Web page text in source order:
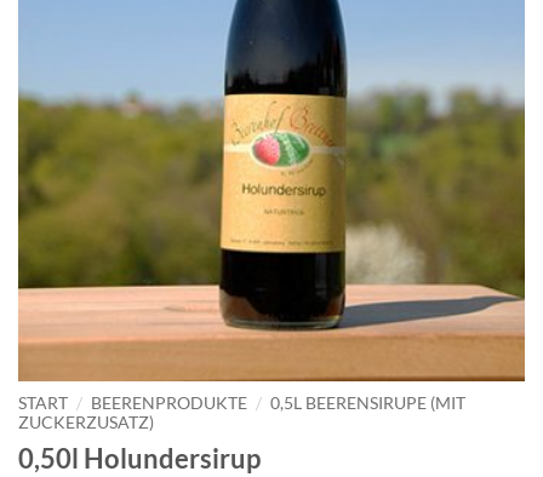
START / BEERENPRODUKTE / 0,5L BEERENSIRUPE (MIT
ZUCKERZUSATZ)
0,50l Holundersirup